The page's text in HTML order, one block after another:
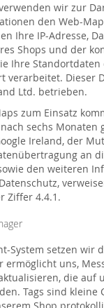
wir zur
den Web-
Ihre IP-Adresse,
Shops und der
Ihre Standortdaten
verarbeitet. Dieser
Ltd. betrieben.
zum Einsatz
sechs Monaten
Ireland, der
an
den weiteren
Ziffer 4.4.1.
System setzen wir
ermöglicht uns,
die auf
Tags sind kleine